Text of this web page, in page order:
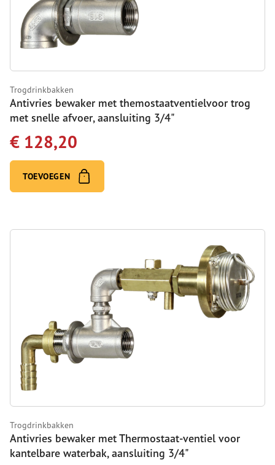
Trogdrinkbakken
Antivries bewaker met themostaatventielvoor trog
met snelle afvoer, aansluiting 3/4"
€ 128,20
TOEVOEGEN
Trogdrinkbakken
Antivries bewaker met Thermostaat-ventiel voor
kantelbare waterbak, aansluiting 3/4"